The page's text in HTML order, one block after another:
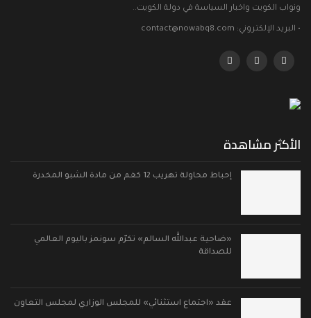
ونواب الكويت واخبار السياسة في دولة الكويت..
• البريد الإلكتروني: contact@nowabq8.com
الأكثر مشاهدة
إحباط محاولة تهريب 12 كغم من مادة الشبو المخدرة
«ضاحية عبدالله السالم» تكرّم سونمز باليوم العالمي
للصداقة
عقد «اجتماع استثنائي» للمجلس الوزاري لمجلس التعاون